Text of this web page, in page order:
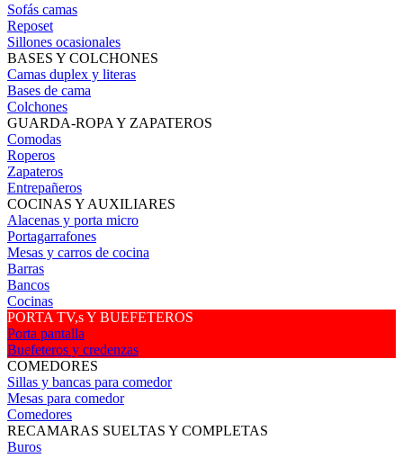
Sofás camas
Reposet
Sillones ocasionales
BASES Y COLCHONES
Camas duplex y literas
Bases de cama
Colchones
GUARDA-ROPA Y ZAPATEROS
Comodas
Roperos
Zapateros
Entrepañeros
COCINAS Y AUXILIARES
Alacenas y porta micro
Portagarrafones
Mesas y carros de cocina
Barras
Bancos
Cocinas
PORTA TV,s Y BUEFETEROS
Porta pantalla
Buefeteros y credenzas
COMEDORES
Sillas y bancas para comedor
Mesas para comedor
Comedores
RECAMARAS SUELTAS Y COMPLETAS
Buros